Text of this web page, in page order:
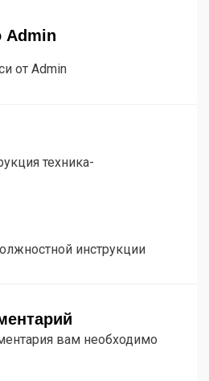
Admin
от Admin
техника-
инструкции
вам необходимо